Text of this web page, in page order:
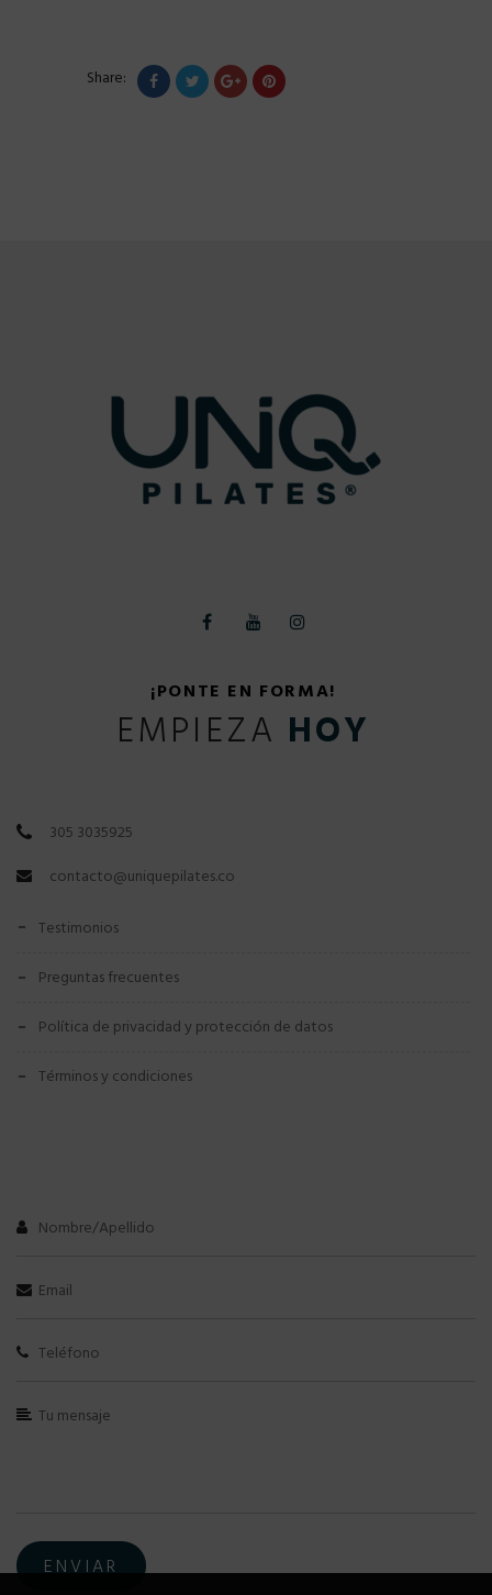
Share:
¡PONTE EN FORMA!
EMPIEZA HOY
305 3035925
contacto@uniquepilates.co
testimonios
preguntas frecuentes
política de privacidad y protección de datos
términos y condiciones